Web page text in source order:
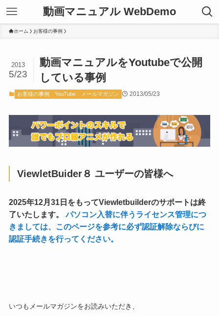
動画マニュアル WebDemo
ホーム お客様の事例
動画マニュアルをYoutubeで公開
している事例
2013
5/23
お客様の事例 YouTube メールマガジン 2013/05/23
ViewletBuider８ ユーザーの皆様へ
2025年12月31日をもってViewletbuilderのサポートは終
了いたします。
パソコン入替に伴うライセンス管理につ
きましては、このページを参考に必ず認証解除ならびに
認証手続きを行ってください。
いつもメールマガジンをお読みいただき、